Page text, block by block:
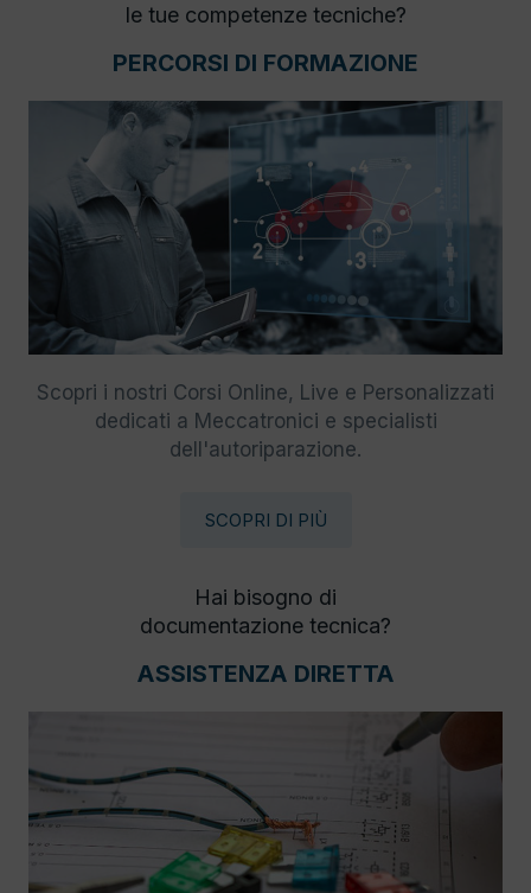
le tue competenze tecniche?
PERCORSI DI FORMAZIONE
Scopri i nostri Corsi Online, Live e Personalizzati
dedicati a Meccatronici e specialisti
dell'autoriparazione.
SCOPRI DI PIÙ
Hai bisogno di
documentazione tecnica?
ASSISTENZA DIRETTA